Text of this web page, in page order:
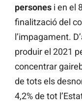
persones i en el
finalització del
l’impagament.
produir el 2021
concentrar
de tots els
4,2% de tot